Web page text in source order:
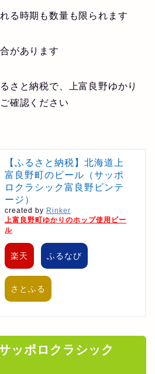
る時期も数量も限られます
があります
さと納税で、上富良野ゆかり
確認ください
【ふるさと納税】北海道上
富良野町のビール（サッポ
ロクラシック富良野ビンテ
ージ）
created by Rinker
上富良野町ゆかりのホップ使用ビー
ル
楽天 ふるなび
さとふる
ッポロクラシック